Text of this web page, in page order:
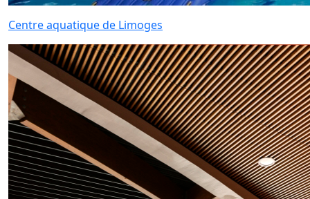
Centre aquatique de Limoges